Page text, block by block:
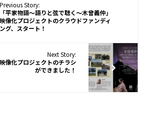
Previous Story:
「平家物語〜語りと弦で聴く〜木曾義仲」
映像化プロジェクトのクラウドファンディ
ング、スタート！
Next Story:
像化プロジェクトのチラシ
ができました！